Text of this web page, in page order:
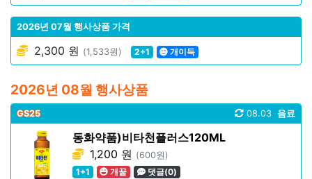
2026년 07월 행사상품 가격
2,300 원 (1,533원) 2+1 개이득
2026년 08월 행사상품
GS25 음료
08.03
동화약품)비타천플러스120ML
1,200 원 (600원)
1+1
개꿀 댓글(0)